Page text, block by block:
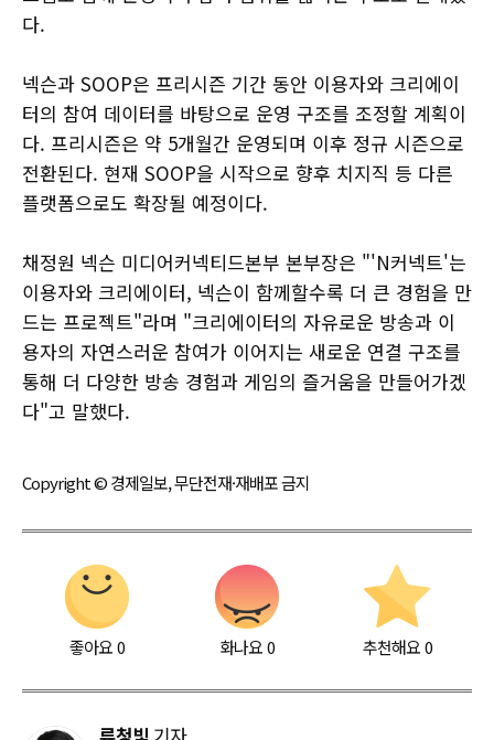
다.
넥슨과 SOOP은 프리시즌 기간 동안 이용자와 크리에이
터의 참여 데이터를 바탕으로 운영 구조를 조정할 계획이
다. 프리시즌은 약 5개월간 운영되며 이후 정규 시즌으로
전환된다. 현재 SOOP을 시작으로 향후 치지직 등 다른
플랫폼으로도 확장될 예정이다.
채정원 넥슨 미디어커넥티드본부 본부장은 "'N커넥트'는
이용자와 크리에이터, 넥슨이 함께할수록 더 큰 경험을 만
드는 프로젝트"라며 "크리에이터의 자유로운 방송과 이
용자의 자연스러운 참여가 이어지는 새로운 연결 구조를
통해 더 다양한 방송 경험과 게임의 즐거움을 만들어가겠
다"고 말했다.
Copyright © 경제일보, 무단전재·재배포 금지
좋아요0 화나요0 추천해요 0